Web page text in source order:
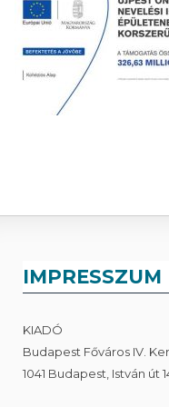
IMPRESSZUM
KIADÓ
Budapest Főváros IV.
1041 Budapest, István út